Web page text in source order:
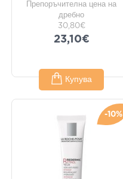
Препоръчителна цена на
дребно
30,80€
23,10€
Купува
-10%